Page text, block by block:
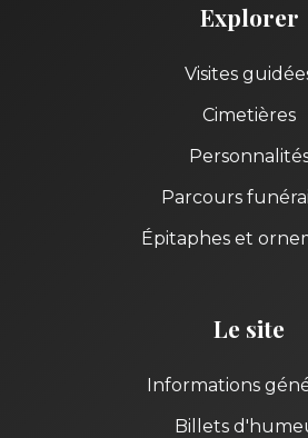
Explorer
Visites
Cimetières
Parcours
Épitaphes et
Le site
Informations
Billets